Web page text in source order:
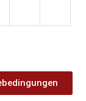
&amp; befähigte